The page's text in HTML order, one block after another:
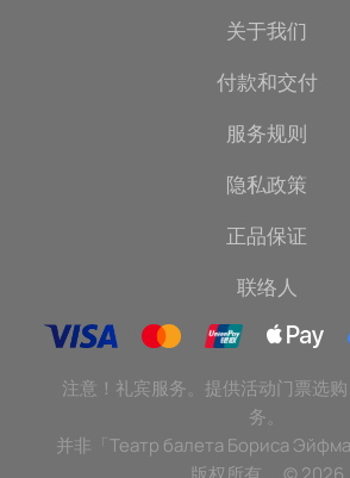
关于我们
付款和交付
服务规则
隐私政策
正品保证
联络人
注意！礼宾服务。提供活动门票选
务。
并非「Театр балета Бориса